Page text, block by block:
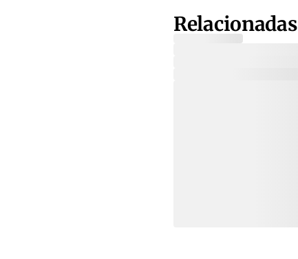
Relacionadas